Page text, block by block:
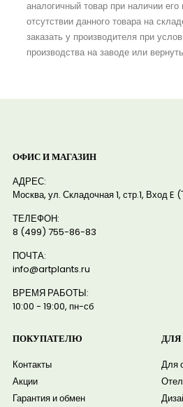
аналогичный товар при наличии
отсутствии данного товара на
заказать у производителя при
производства на заводе или
ОФИС И МАГАЗИН
АДРЕС:
Москва, ул. Складочная 1, стр.1, Вход E
ТЕЛЕФОН:
8 (499) 755-86-83
ПОЧТА:
info@artplants.ru
ВРЕМЯ РАБОТЫ:
10:00 - 19:00, пн-сб
ПОКУПАТЕЛЮ
Контакты
Акции
Гарантия и обмен
ДЛЯ
Для